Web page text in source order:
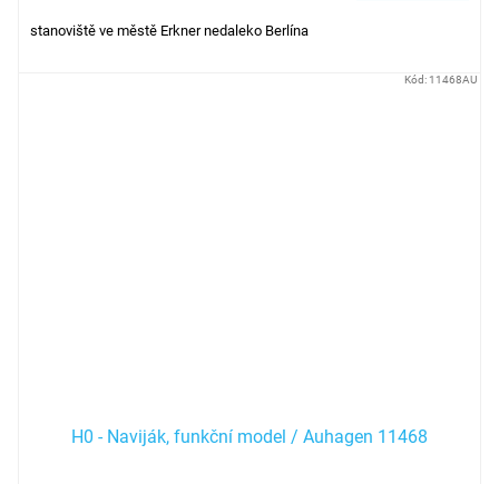
stanoviště ve městě Erkner nedaleko Berlína
H0 - Naviják, funkční model / Auhagen 11468
Kód: 11468AU